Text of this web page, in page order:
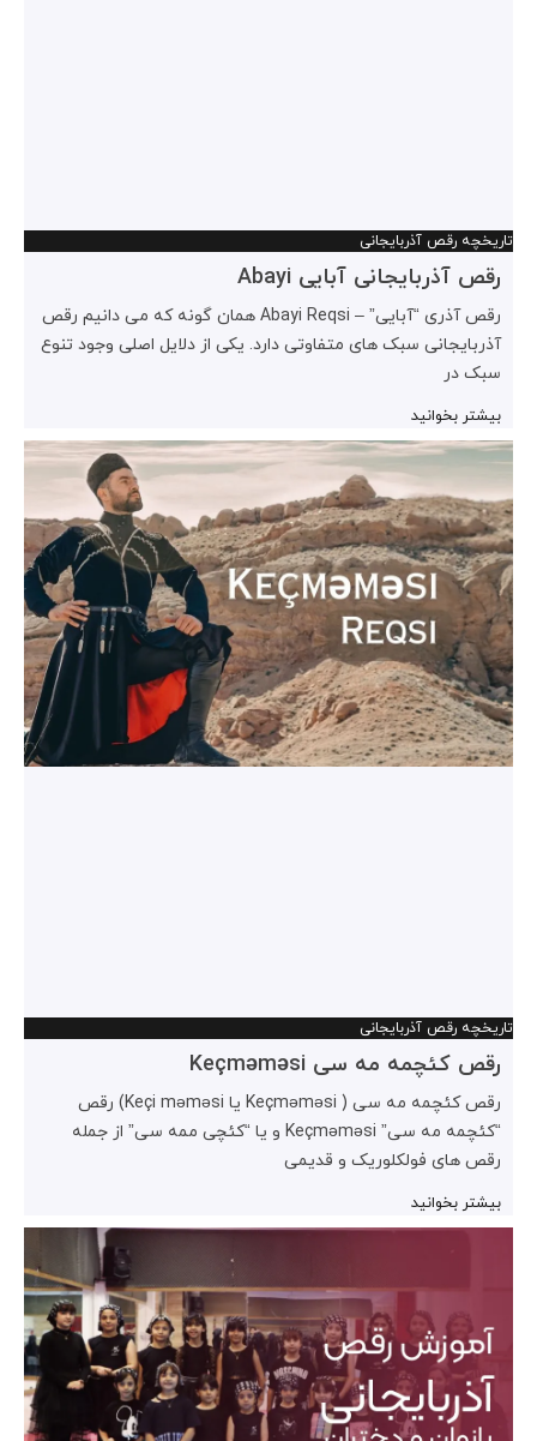
تاریخچه رقص آذربایجانی
رقص آذربایجانی آبایی Abayi
رقص آذری “آبایی” – Abayi Reqsi همان گونه که می دانیم رقص
آذربایجانی سبک های متفاوتی دارد. یکی از دلایل اصلی وجود تنوع
سبک در
بیشتر بخوانید
تاریخچه رقص آذربایجانی
رقص کئچمه مه سی Keçməməsi
رقص کئچمه مه سی ( Keçməməsi یا Keçi məməsi) رقص
“کئچمه مه سی” Keçməməsi و یا “کئچی ممه سی” از جمله
رقص های فولکلوریک و قدیمی
بیشتر بخوانید